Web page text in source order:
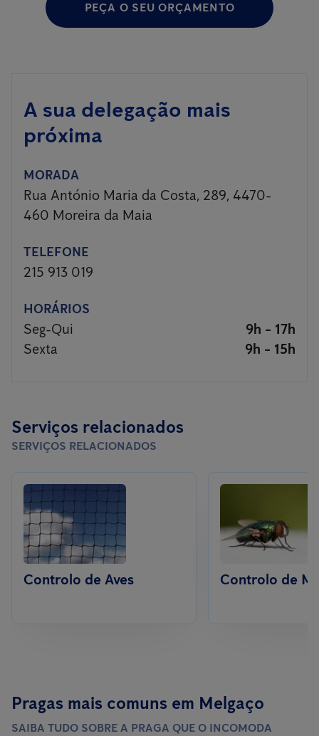
PEÇA O SEU ORÇAMENTO
A sua delegação mais
próxima
MORADA
Rua António Maria da Costa, 289, 4470-
460 Moreira da Maia
TELEFONE
215 913 019
HORÁRIOS
Seg-Qui
9h - 17h
Sexta
9h - 15h
Serviços relacionados
SERVIÇOS RELACIONADOS
Controlo de Aves Controlo de
Pragas mais comuns em Melgaço
SAIBA TUDO SOBRE A PRAGA QUE O INCOMODA